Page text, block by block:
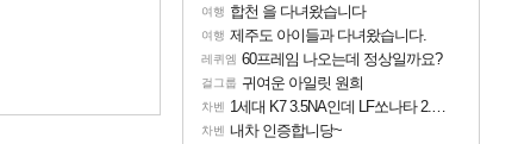
여행 합천 을 다녀왔습니다
여행 제주도 아이들과 다녀왔습니다.
레퀴엠 60프레임 나오는데 정상일까요?
걸그룹 귀여운 아일릿 원희
차벤 1세대 K7 3.5NA인데 LF쏘나타 2.0NA 기변하면 유류비 절약이 얼마나 될까요..?
차벤 내차 인증합니당~